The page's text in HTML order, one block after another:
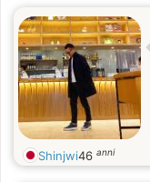
Shinjwi46 anni